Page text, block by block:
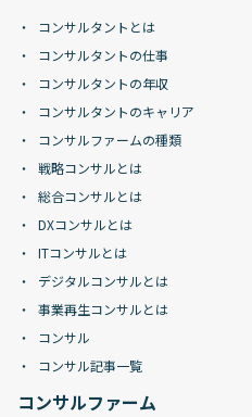
コンサルタントとは
コンサルタントの仕事
コンサルタントの年収
コンサルタントのキャリア
コンサルファームの種類
戦略コンサルとは
総合コンサルとは
DXコンサルとは
ITコンサルとは
デジタルコンサルとは
事業再生コンサルとは
コンサル
コンサル記事一覧
コンサルファーム